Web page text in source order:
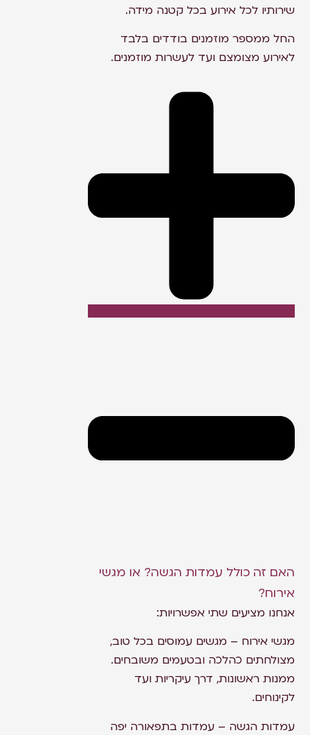
שירותיו לכל אירוע בכל קטנה מידה.
החל ממספר מוזמנים בודדים בלבד
לאירוע מצומצם ועד לעשרות מוזמנים.
האם זה כולל עמדות הגשה? או מגשי
אירוח?
אנחנו מציעים שתי אפשרויות:
מגשי אירוח – מגשים עמוסים בכל טוב,
מצולחתים כהלכה ובטעמים משובחים.
ממנות ראשונות, דרך עיקריות ועד
לקינוחים.
עמדות הגשה – עמדות בתפאורה יפה